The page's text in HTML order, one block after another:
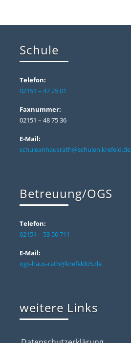
Schule
Telefon:
02151 – 47 25 01
Faxnummer:
02151 – 48 75 36
E-Mail:
schuleanhausrath@schulen.krefeld.de
Betreuung/OGS
Telefon:
02151 – 53 50 711
E-Mail:
ogs-haus-rath@krefeld05.de
weitere Links